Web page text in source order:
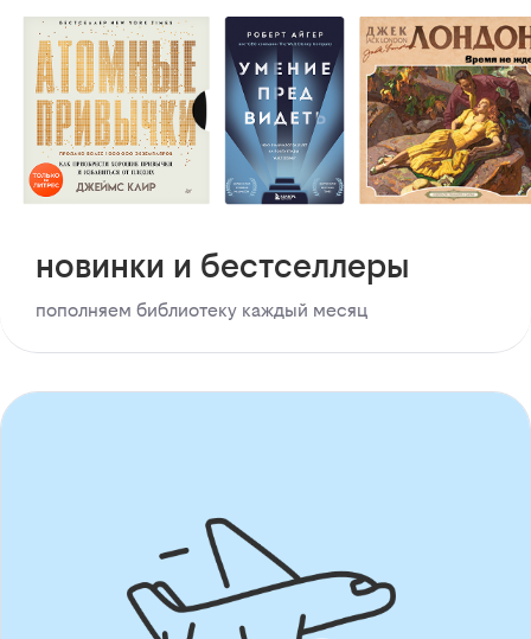
новинки и бестселлеры
пополняем библиотеку каждый месяц